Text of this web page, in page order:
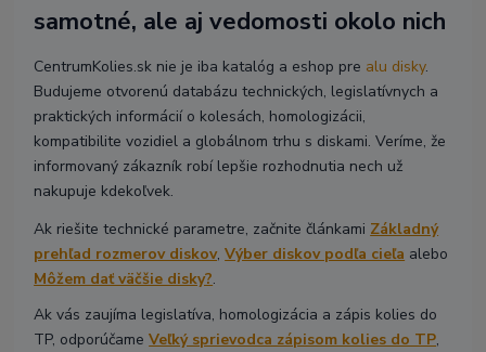
samotné, ale aj vedomosti okolo nich
CentrumKolies.sk nie je iba katalóg a eshop pre alu disky.
Budujeme otvorenú databázu technických, legislatívnych a
praktických informácií o kolesách, homologizácii,
kompatibilite vozidiel a globálnom trhu s diskami. Veríme, že
informovaný zákazník robí lepšie rozhodnutia nech už
nakupuje kdekoľvek.
Ak riešite technické parametre, začnite článkami Základný
prehľad rozmerov diskov,Výber diskov podľa cieľa alebo
Môžem dať väčšie disky?.
Ak vás zaujíma legislatíva, homologizácia a zápis kolies do
TP, odporúčameVeľký sprievodca zápisom kolies do TP,